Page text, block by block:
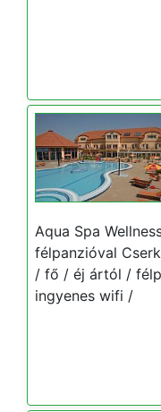
Aqua Spa
félpanzióval
/ fő / éj ártól /
ingyenes wifi /